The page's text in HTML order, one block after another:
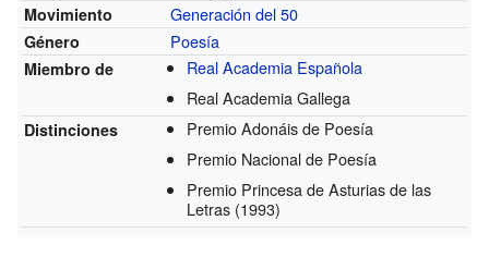
Movimiento Generación del 50
Género Poesía
Miembro de
Real Academia Española
Real Academia Gallega
Distinciones
Premio Adonáis de Poesía
Premio Nacional de Poesía
Premio Princesa de Asturias de las
Letras (1993)